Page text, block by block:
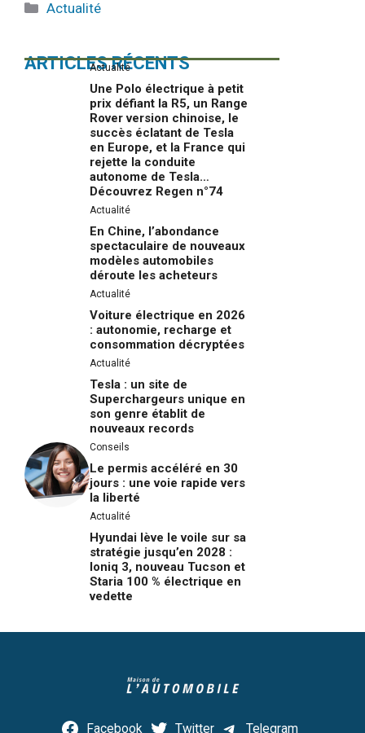
Catégories
Actualité
ARTICLES RÉCENTS
Actualité
Une Polo électrique à petit
prix défiant la R5, un Range
Rover version chinoise, le
succès éclatant de Tesla
en Europe, et la France qui
rejette la conduite
autonome de Tesla…
Découvrez Regen n°74
Actualité
En Chine, l’abondance
spectaculaire de nouveaux
modèles automobiles
déroute les acheteurs
Actualité
Voiture électrique en 2026
: autonomie, recharge et
consommation décryptées
Actualité
Tesla : un site de
Superchargeurs unique en
son genre établit de
nouveaux records
Conseils
Le permis accéléré en 30
jours : une voie rapide vers
la liberté
Actualité
Hyundai lève le voile sur sa
stratégie jusqu’en 2028 :
Ioniq 3, nouveau Tucson et
Staria 100 % électrique en
vedette
Facebook Twitter Telegram